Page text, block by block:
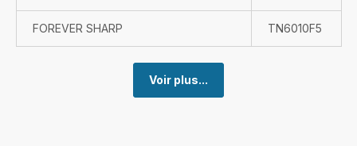
FOREVER SHARP TN6010F5
Voir plus...